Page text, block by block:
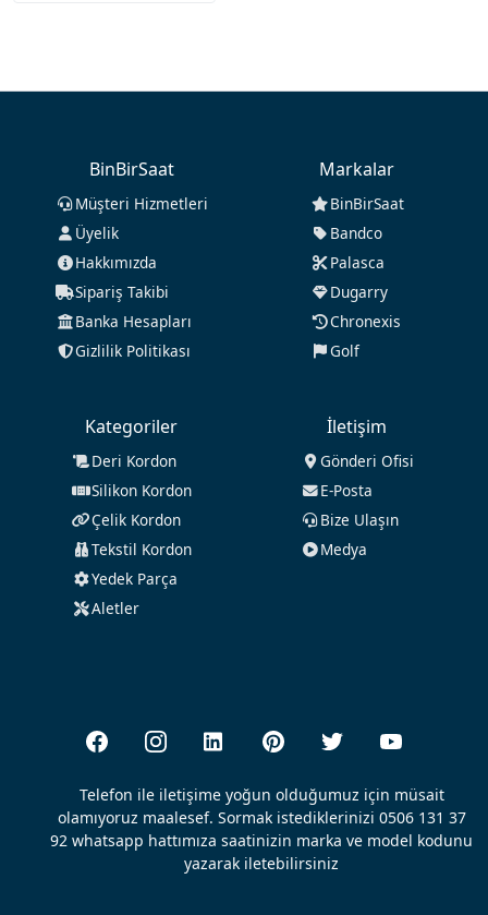
BinBirSaat
Müşteri Hizmetleri
Üyelik
Hakkımızda
Sipariş Takibi
Banka Hesapları
Gizlilik Politikası
Markalar
BinBirSaat
Bandco
Palasca
Dugarry
Chronexis
Golf
Kategoriler
Deri Kordon
Silikon Kordon
Çelik Kordon
Tekstil Kordon
Yedek Parça
Aletler
İletişim
Gönderi Ofisi
E-Posta
Bize Ulaşın
Medya
Telefon ile iletişime yoğun olduğumuz için müsait
olamıyoruz maalesef. Sormak istediklerinizi 0506 131 37
92 whatsapp hattımıza saatinizin marka ve model kodunu
yazarak iletebilirsiniz